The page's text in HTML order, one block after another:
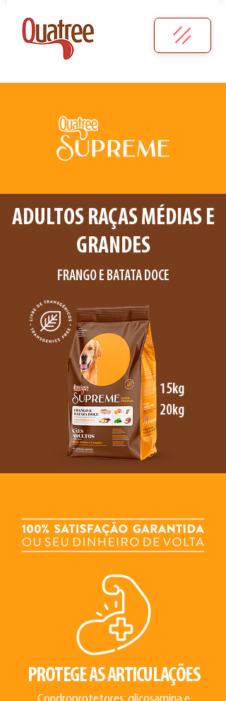
ADULTOS RAÇAS MÉDIAS E
GRANDES
FRANGO E BATATA DOCE
20kg
15kg
PROTEGE AS ARTICULAÇÕES